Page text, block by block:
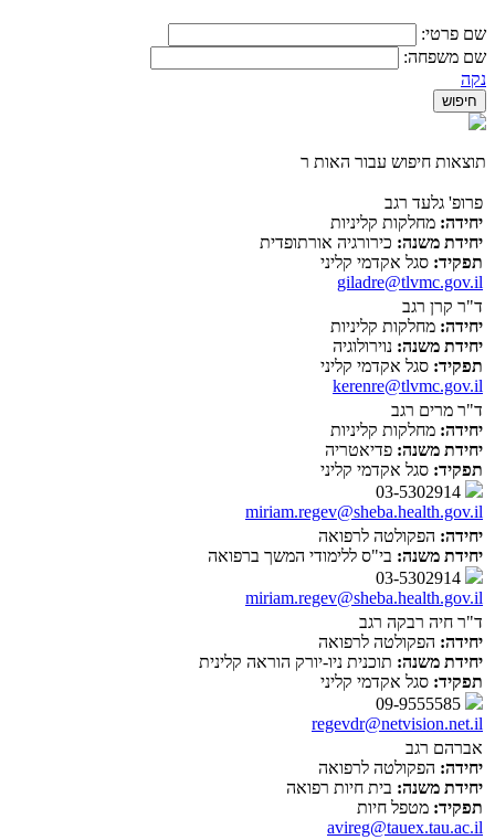
שם פרטי:
שם משפחה:
נקה
תוצאות חיפוש עבור האות ר
פרופ' גלעד רגב
יחידה: מחלקות קליניות
יחידת משנה: כירורגיה אורתופדית
תפקיד: סגל אקדמי קליני
giladre@tlvmc.gov.il
ד"ר קרן רגב
יחידה: מחלקות קליניות
יחידת משנה: נוירולוגיה
תפקיד: סגל אקדמי קליני
kerenre@tlvmc.gov.il
ד"ר מרים רגב
יחידה: מחלקות קליניות
יחידת משנה: פדיאטריה
תפקיד: סגל אקדמי קליני
miriam.regev@sheba.health.gov.il
יחידה: הפקולטה לרפואה
יחידת משנה: בי"ס ללימודי המשך ברפואה
miriam.regev@sheba.health.gov.il
ד"ר חיה רבקה רגב
יחידה: הפקולטה לרפואה
יחידת משנה: תוכנית ניו-יורק הוראה קלינית
תפקיד: סגל אקדמי קליני
regevdr@netvision.net.il
אברהם רגב
יחידה: הפקולטה לרפואה
יחידת משנה: בית חיות רפואה
תפקיד: מטפל חיות
avireg@tauex.tau.ac.il